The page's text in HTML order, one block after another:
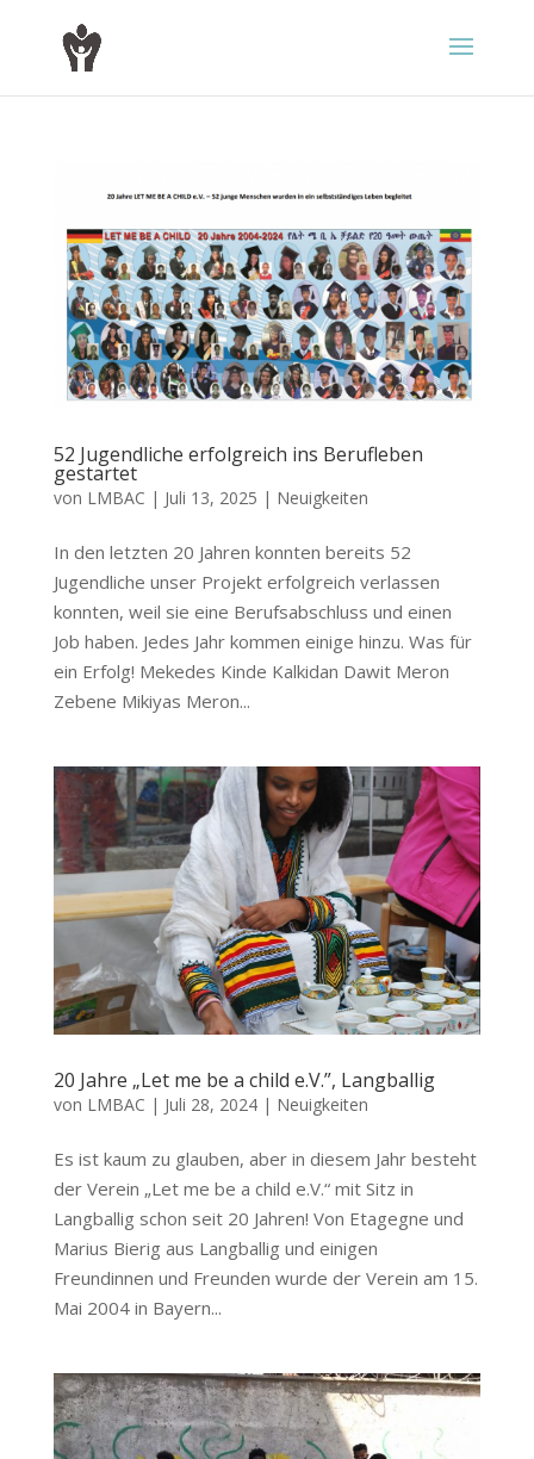
52 Jugendliche erfolgreich ins Berufleben
gestartet
von LMBAC | Juli 13, 2025 | Neuigkeiten
In den letzten 20 Jahren konnten bereits 52
Jugendliche unser Projekt erfolgreich verlassen
konnten, weil sie eine Berufsabschluss und einen
Job haben. Jedes Jahr kommen einige hinzu. Was für
ein Erfolg! Mekedes Kinde Kalkidan Dawit Meron
Zebene Mikiyas Meron...
20 Jahre „Let me be a child e.V.”, Langballig
von LMBAC | Juli 28, 2024| Neuigkeiten
Es ist kaum zu glauben, aber in diesem Jahr besteht
der Verein „Let me be a child e.V.“ mit Sitz in
Langballig schon seit 20 Jahren! Von Etagegne und
Marius Bierig aus Langballig und einigen
Freundinnen und Freunden wurde der Verein am 15.
Mai 2004 in Bayern...